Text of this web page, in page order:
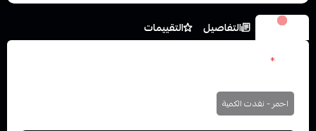
الخيارات التفاصيل
التقييمات
*
احمر - نفدت الكمية